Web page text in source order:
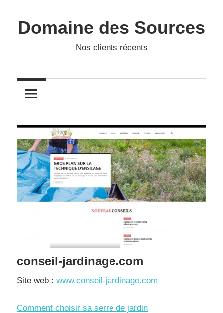
to
content
Domaine des Sources
Nos clients récents
conseil-jardinage.com
Site web : www.conseil-jardinage.com
Comment choisir sa serre de jardin